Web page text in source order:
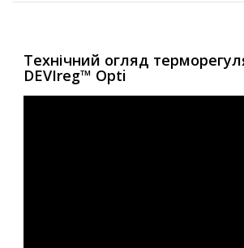
Технічний огляд
DEVIreg™ Opti